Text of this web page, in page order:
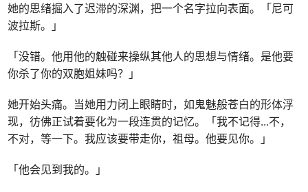
她的思绪掘入了迟滞的深渊，把一个名字拉向表面。「尼可
波拉斯。」
「没错。他用他的触碰来操纵其他人的思想与情绪。是他要
你杀了你的双胞姐妹吗？」
她开始头痛。当她用力闭上眼睛时，如鬼魅般苍白的形体浮
现，彷佛正试着要化为一段连贯的记忆。「我不记得...不，
不对，等一下。我应该要带走你，祖母。他要见你。」
「他会见到我的。」